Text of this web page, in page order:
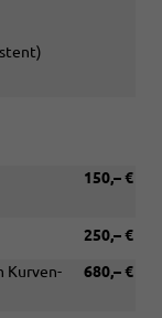
150,– €
250,– €
680,– €
Kurven-